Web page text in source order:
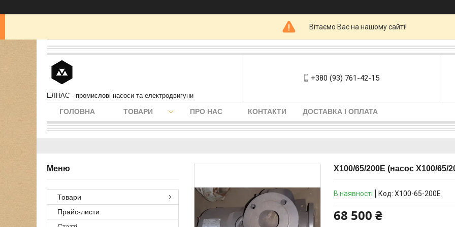
Вітаємо Вас на нашому сайті!
ЕЛНАС - промислові насоси та електродвигуни
+380 (93) 761-42-15
ГОЛОВНА ТОВАРИ ПРО НАС КОНТАКТИ ДОСТАВКА І ОПЛАТА
Х100/65/200Е (насос Х100/65/
В наявності Код: Х100-65-200Е
68 500 ₴
Товари
Прайс-листи